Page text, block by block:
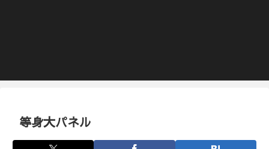
等身大パネル